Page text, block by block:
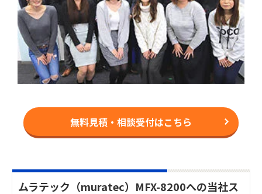
無料見積・相談受付はこちら
ムラテック（muratec）MFX-8200への当社ス